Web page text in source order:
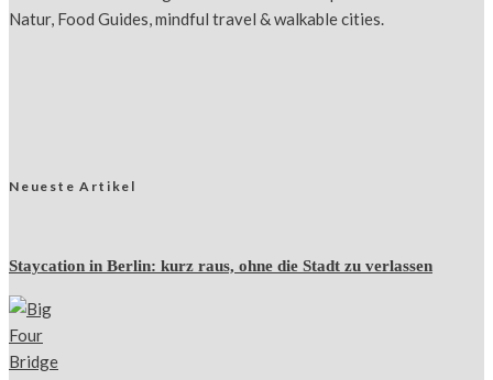
Natur, Food Guides, mindful travel & walkable cities.
Neueste Artikel
Staycation in Berlin: kurz raus, ohne die Stadt zu verlassen